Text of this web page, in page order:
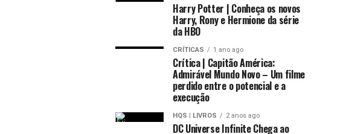
Harry Potter | Conheça os novos
Harry, Rony e Hermione da série
da HBO
CRÍTICAS 1 ano ago
Crítica | Capitão América:
Admirável Mundo Novo – Um filme
perdido entre o potencial e a
execução
HQS | LIVROS 2 anos ago
DC Universe Infinite Chega ao